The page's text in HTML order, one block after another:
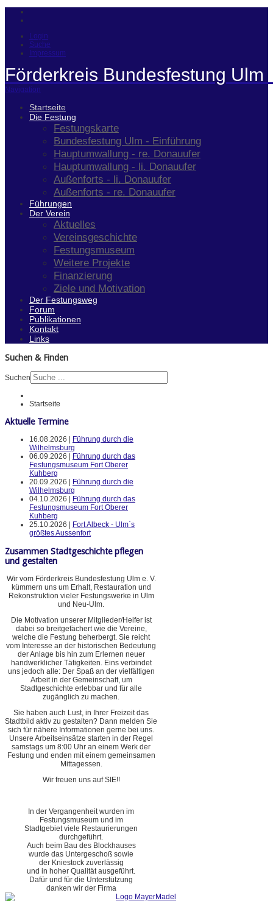
Login
Suche
Impressum
Förderkreis Bundesfestung Ulm
Navigation
Startseite
Die Festung
Festungskarte
Bundesfestung Ulm - Einführung
Hauptumwallung - re. Donauufer
Hauptumwallung - li. Donauufer
Außenforts - li. Donauufer
Außenforts - re. Donauufer
Führungen
Der Verein
Aktuelles
Vereinsgeschichte
Festungsmuseum
Weitere Projekte
Finanzierung
Ziele und Motivation
Der Festungsweg
Forum
Publikationen
Kontakt
Links
Suchen & Finden
Suchen
Startseite
Aktuelle Termine
16.08.2026 |
Führung durch die
Wilhelmsburg
06.09.2026 |
Führung durch das
Festungsmuseum Fort Oberer
Kuhberg
20.09.2026 |
Führung durch die
Wilhelmsburg
04.10.2026 |
Führung durch das
Festungsmuseum Fort Oberer
Kuhberg
25.10.2026 |
Fort Albeck - Ulm`s
größtes Aussenfort
Zusammen Stadtgeschichte pflegen
und gestalten
Wir vom Förderkreis Bundesfestung Ulm e. V.
kümmern uns um Erhalt, Restauration und
Rekonstruktion vieler Festungswerke in Ulm
und Neu-Ulm.
Die Motivation unserer Mitglieder/Helfer ist
dabei so breitgefächert wie die Vereine,
welche die Festung beherbergt. Sie reicht
vom Interesse an der historischen Bedeutung
der Anlage bis hin zum Erlernen neuer
handwerklicher Tätigkeiten. Eins verbindet
uns jedoch alle: Der Spaß an der vielfältigen
Arbeit in der Gemeinschaft, um
Stadtgeschichte erlebbar und für alle
zugänglich zu machen.
Sie haben auch Lust, in Ihrer Freizeit das
Stadtbild aktiv zu gestalten? Dann melden Sie
sich für nähere Informationen gerne bei uns.
Unsere Arbeitseinsätze starten in der Regel
samstags um 8:00 Uhr an einem Werk der
Festung und enden mit einem gemeinsamen
Mittagessen.
Wir freuen uns auf SIE!!
In der Vergangenheit wurden im
Festungsmuseum und im
Stadtgebiet viele Restaurierungen
durchgeführt.
Auch beim Bau des Blockhauses
wurde das Untergeschoß sowie
der Kniestock zuverlässig
und in hoher Qualität ausgeführt.
Dafür und für die Unterstützung
danken wir der Firma